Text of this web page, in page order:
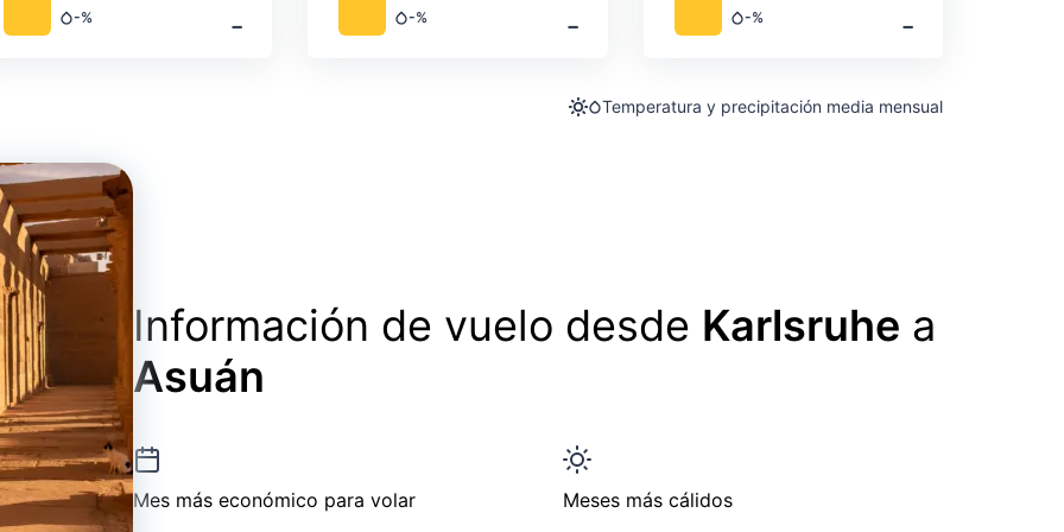
‐
Precipitación
-% ‐
Precipitación
-% ‐
Precipitación
-%
Temperatura y precipitación media mensual
Información de vuelo desde Karlsruhe a
Asuán
Mes más económico para volar Meses más cálidos